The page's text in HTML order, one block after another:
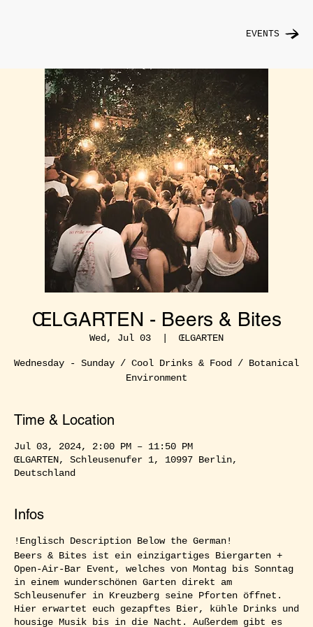
EVENTS
ŒLGARTEN - Beers & Bites
Wed, Jul 03
  |
ŒLGARTEN
Wednesday - Sunday / Cool Drinks & Food / Botanical
Environment
Time & Location
Jul 03, 2024, 2:00 PM – 11:50 PM
ŒLGARTEN, Schleusenufer 1, 10997 Berlin,
Deutschland
Infos
!Englisch Description Below the German!
Beers & Bites ist ein einzigartiges Biergarten +
Open-Air-Bar Event, welches von Montag bis Sonntag
in einem wunderschönen Garten direkt am
Schleusenufer in Kreuzberg seine Pforten öffnet.
Hier erwartet euch gezapftes Bier, kühle Drinks und
housige Musik bis in die Nacht. Außerdem gibt es